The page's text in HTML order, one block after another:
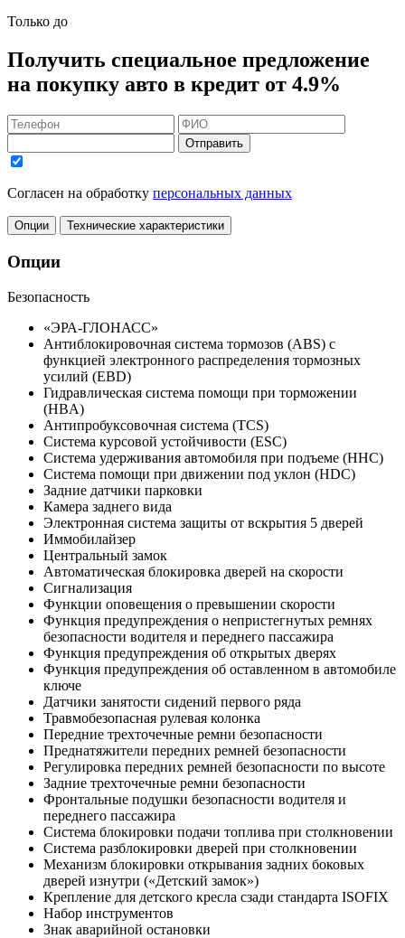
Только до
Получить специальное предложение
на покупку авто в кредит от 4.9%
Отправить
Согласен на обработку персональных данных
Опции Технические характеристики
Опции
Безопасность
«ЭРА-ГЛОНАСС»
Антиблокировочная система тормозов (ABS) с
функцией электронного распределения тормозных
усилий (EBD)
Гидравлическая система помощи при торможении
(HBA)
Антипробуксовочная система (TCS)
Система курсовой устойчивости (ESC)
Система удерживания автомобиля при подъеме (HHC)
Система помощи при движении под уклон (HDC)
Задние датчики парковки
Камера заднего вида
Электронная система защиты от вскрытия 5 дверей
Иммобилайзер
Центральный замок
Автоматическая блокировка дверей на скорости
Сигнализация
Функции оповещения о превышении скорости
Функция предупреждения о непристегнутых ремнях
безопасности водителя и переднего пассажира
Функция предупреждения об открытых дверях
Функция предупреждения об оставленном в автомобиле
ключе
Датчики занятости сидений первого ряда
Травмобезопасная рулевая колонка
Передние трехточечные ремни безопасности
Преднатяжители передних ремней безопасности
Регулировка передних ремней безопасности по высоте
Задние трехточечные ремни безопасности
Фронтальные подушки безопасности водителя и
переднего пассажира
Система блокировки подачи топлива при столкновении
Система разблокировки дверей при столкновении
Механизм блокировки открывания задних боковых
дверей изнутри («Детский замок»)
Крепление для детского кресла сзади стандарта ISOFIX
Набор инструментов
Знак аварийной остановки